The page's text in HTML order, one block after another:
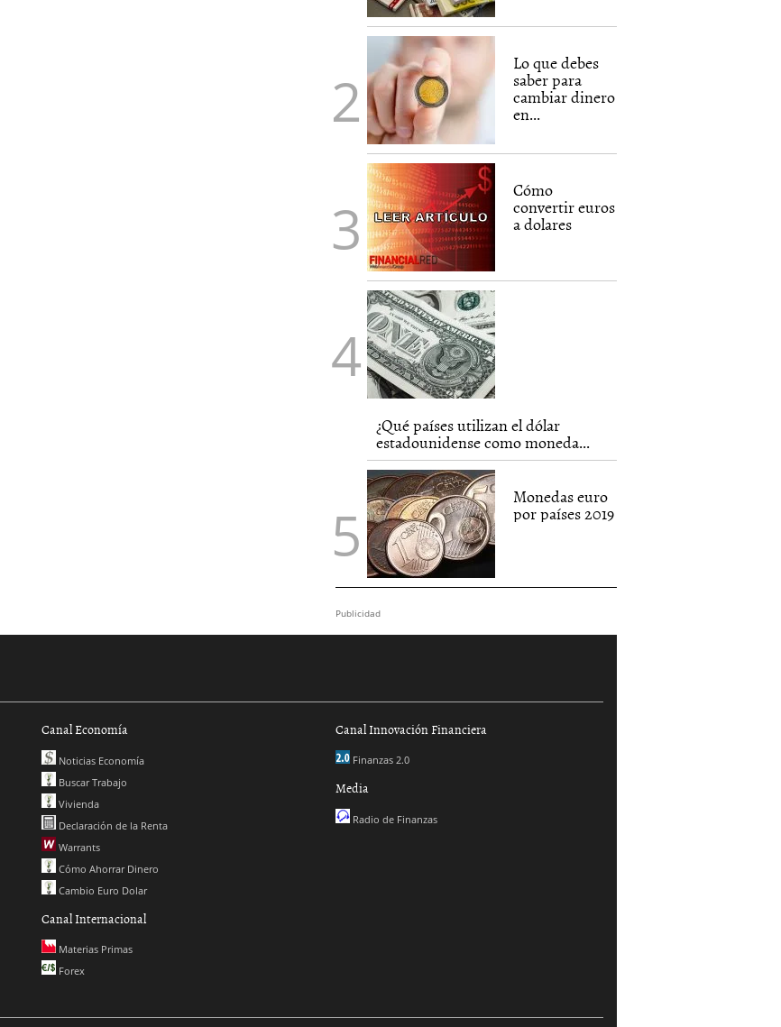
Lo que debes
saber para
cambiar dinero
en...
Cómo
convertir euros
a dolares
¿Qué países utilizan el dólar
estadounidense como moneda...
Monedas euro
por países 2019
Publicidad
Canal Economía
Noticias Economía
Buscar Trabajo
Vivienda
Declaración de la Renta
Warrants
Cómo Ahorrar Dinero
Cambio Euro Dolar
Canal Internacional
Materias Primas
Forex
Canal Innovación Financiera
Finanzas 2.0
Media
Radio de Finanzas